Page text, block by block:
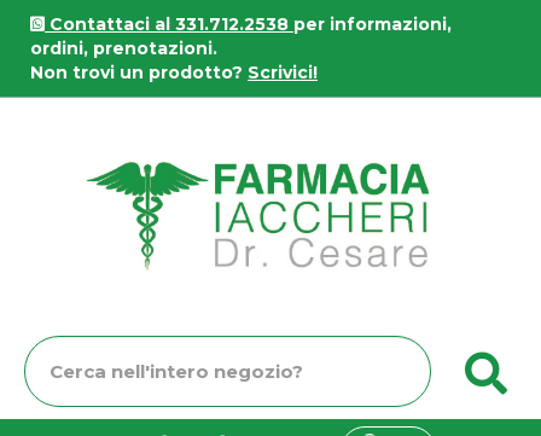
Passa
contenuto
principale
Contattaci al 331.712.2538 per informazioni,
ordini, prenotazioni.
Non trovi un prodotto? Scrivici!
Cerca
Prodotto